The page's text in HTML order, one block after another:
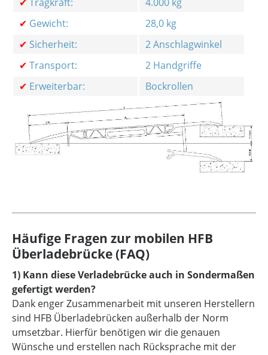
✔ Gewicht:
28,0 kg
✔ Sicherheit:
2 Anschlagwinkel
✔ Transport:
2 Handgriffe
✔ Erweiterbar: Bockrollen
Häufige Fragen zur mobilen HFB
Überladebrücke (FAQ)
1) Kann diese Verladebrücke auch in Sondermaßen
gefertigt werden?
Dank enger Zusammenarbeit mit unseren Herstellern
sind HFB Überladebrücken außerhalb der Norm
umsetzbar. Hierfür benötigen wir die genauen
Wünsche und erstellen nach Rücksprache mit der